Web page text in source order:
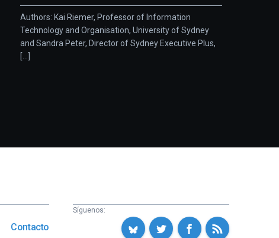
Authors: Kai Riemer, Professor of Information
Technology and Organisation, University of Sydney
and Sandra Peter, Director of Sydney Executive Plus,
[...]
Contacto
Síguenos: